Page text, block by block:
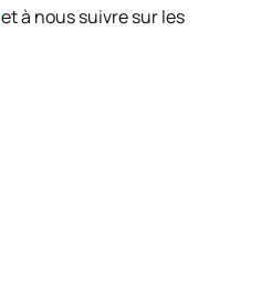
et à nous suivre sur les